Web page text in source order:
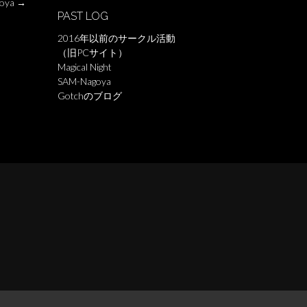
→
PAST LOG
2016年以前のサークル活動
（旧PCサイト）
Magical Night
SAM-Nagoya
Gotchのブログ